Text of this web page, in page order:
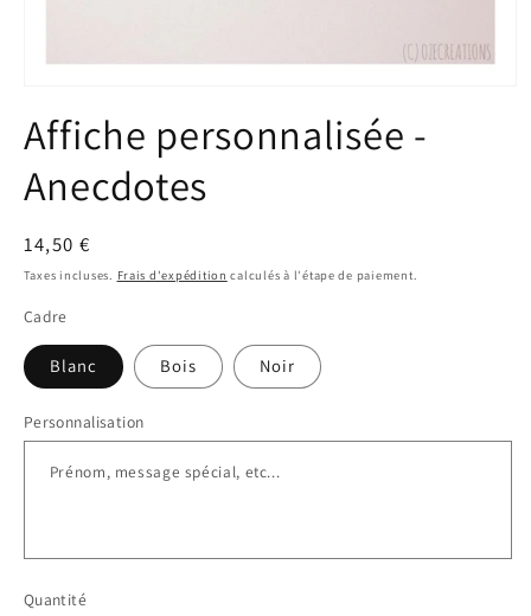
média
1
une
fenêtre
Affiche personnalisée -
Anecdotes
Prix
habituel
14,50 €
Taxes incluses. Frais d'expédition calculés à l'étape de paiement.
Cadre
Blanc Bois Noir
Personnalisation
Quantité